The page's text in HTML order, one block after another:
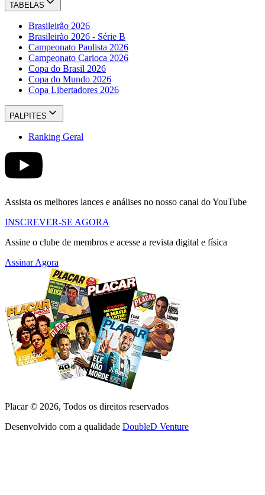
TABELAS
Brasileirão 2026
Brasileirão 2026 - Série B
Campeonato Paulista 2026
Campeonato Carioca 2026
Copa do Brasil 2026
Copa do Mundo 2026
Copa Libertadores 2026
PALPITES
Ranking Geral
Assista os melhores lances e análises no nosso canal do YouTube
INSCREVER-SE AGORA
Assine o clube de membros e acesse a revista digital e física
Assinar Agora
Placar © 2026, Todos os direitos reservados
Desenvolvido com a qualidade DoubleD Venture